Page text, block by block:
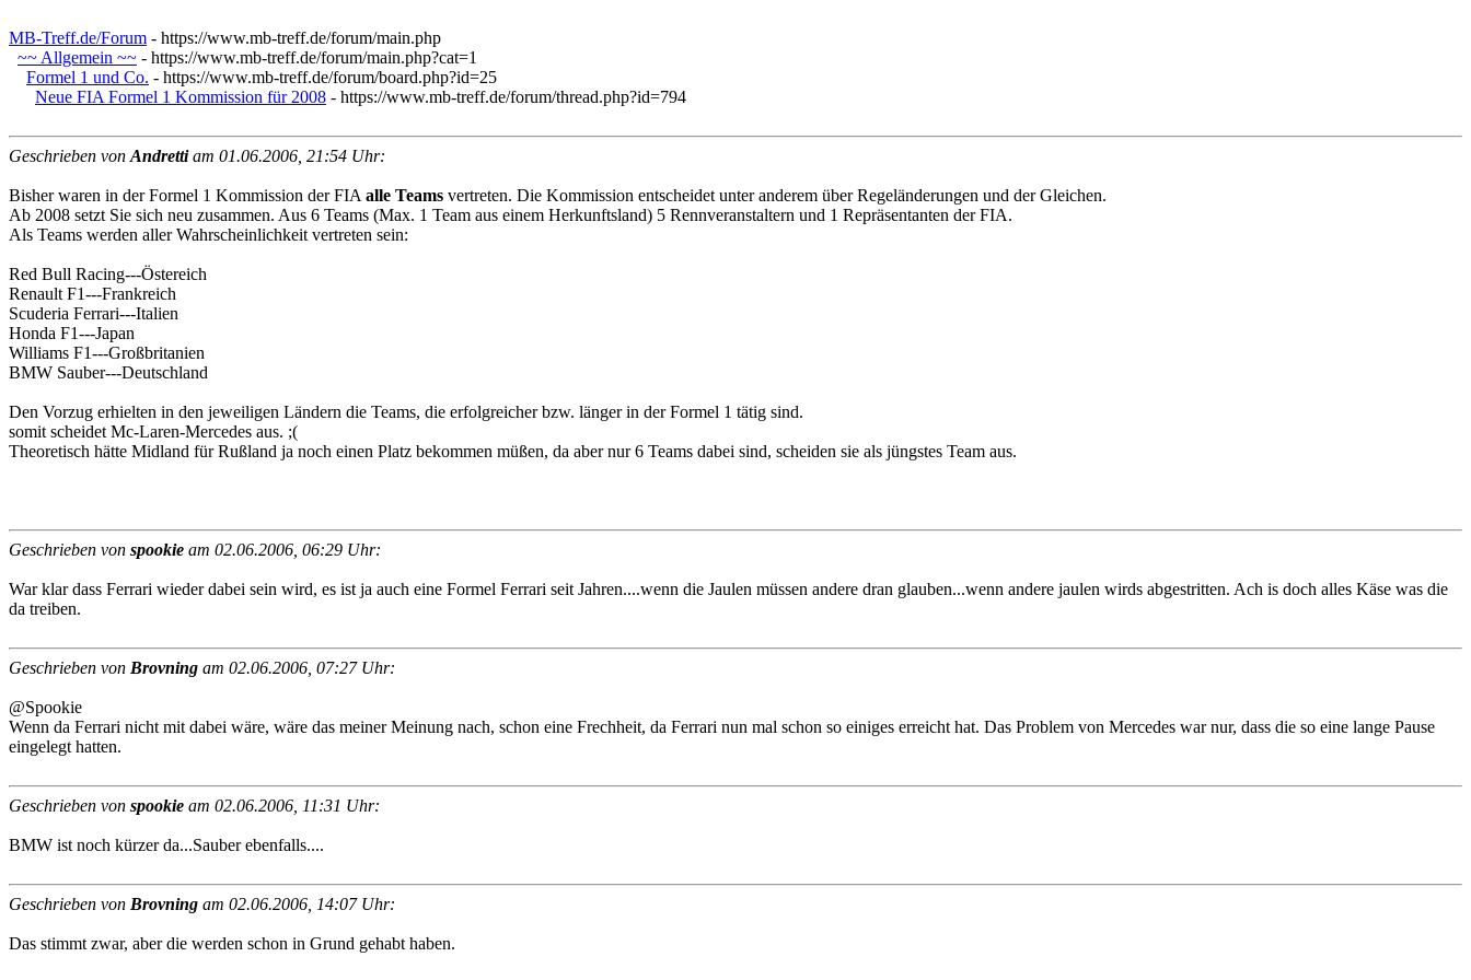
MB-Treff.de/Forum - https://www.mb-treff.de/forum/main.php
~~ Allgemein ~~ - https://www.mb-treff.de/forum/main.php?cat=1
Formel 1 und Co. - https://www.mb-treff.de/forum/board.php?id=25
Neue FIA Formel 1 Kommission für 2008 - https://www.mb-treff.de/forum/thread.php?id=794
Geschrieben von Andrettiam 01.06.2006, 21:54 Uhr:
Bisher waren in der Formel 1 Kommission der FIA alle Teams vertreten. Die Kommission entscheidet unter anderem über Regeländerungen und der Gleichen.
Ab 2008 setzt Sie sich neu zusammen. Aus 6 Teams (Max. 1 Team aus einem Herkunftsland) 5 Rennveranstaltern und 1 Repräsentanten der FIA.
Als Teams werden aller Wahrscheinlichkeit vertreten sein:
Red Bull Racing---Östereich
Renault F1---Frankreich
Scuderia Ferrari---Italien
Honda F1---Japan
Williams F1---Großbritanien
BMW Sauber---Deutschland
Den Vorzug erhielten in den jeweiligen Ländern die Teams, die erfolgreicher bzw. länger in der Formel 1 tätig sind.
somit scheidet Mc-Laren-Mercedes aus. ;(
Theoretisch hätte Midland für Rußland ja noch einen Platz bekommen müßen, da aber nur 6 Teams dabei sind, scheiden sie als jüngstes Team aus.
Geschrieben von spookie am 02.06.2006, 06:29 Uhr:
War klar dass Ferrari wieder dabei sein wird, es ist ja auch eine Formel Ferrari seit Jahren....wenn die Jaulen müssen andere dran glauben...wenn andere jaulen wirds abgestritten. Ach is doch alles Käse was die
da treiben.
Geschrieben von Brovning am 02.06.2006, 07:27 Uhr:
@Spookie
Wenn da Ferrari nicht mit dabei wäre, wäre das meiner Meinung nach, schon eine Frechheit, da Ferrari nun mal schon so einiges erreicht hat. Das Problem von Mercedes war nur, dass die so eine lange Pause
eingelegt hatten.
Geschrieben von spookie am 02.06.2006, 11:31 Uhr:
BMW ist noch kürzer da...Sauber ebenfalls....
Geschrieben von Brovning am 02.06.2006, 14:07 Uhr:
Das stimmt zwar, aber die werden schon in Grund gehabt haben.